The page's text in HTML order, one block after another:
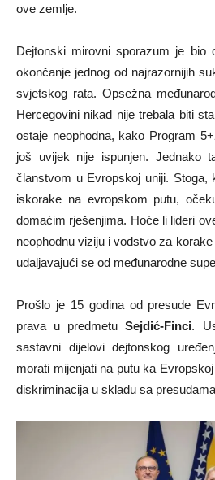
ove zemlje.
Dejtonski mirovni sporazum je bio
okončanje jednog od najrazornijih
svjetskog rata. Opsežna
Hercegovini nikad nije trebala biti
ostaje neophodna, kako Program
još uvijek nije ispunjen. Jednako
članstvom u Evropskoj uniji. Stoga,
iskorake na evropskom putu,
domaćim rješenjima. Hoće li lideri
neophodnu viziju i vodstvo za
udaljavajući se od međunarodne
Prošlo je 15 godina od presude
prava u predmetuSejdić-Finci.
sastavni dijelovi dejtonskog
morati mijenjati na putu ka
diskriminacija u skladu sa